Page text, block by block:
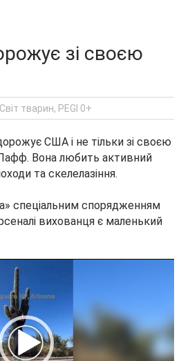
зі своєю
Світ тварин, PEGI 0+
США і не тільки зі своєю
Вона любить активний
та скелелазіння.
спеціальним спорядженням
вихованця є маленький